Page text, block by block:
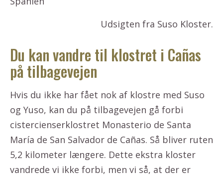
Udsigten fra Suso Kloster.
Du kan vandre til klostret i Cañas
på tilbagevejen
Hvis du ikke har fået nok af klostre med Suso
og Yuso, kan du på tilbagevejen gå forbi
cistercienserklostret Monasterio de Santa
María de San Salvador de Cañas. Så bliver ruten
5,2 kilometer længere. Dette ekstra kloster
vandrede vi ikke forbi, men vi så, at der er